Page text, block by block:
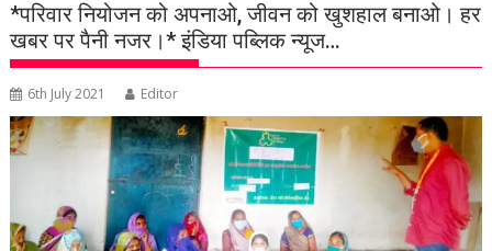
*परिवार नियोजन को अपनाओ, जीवन को खुशहाल बनाओ। हर
खबर पर पैनी नजर।* इंडिया पब्लिक न्यूज…
6th July 2021 Editor